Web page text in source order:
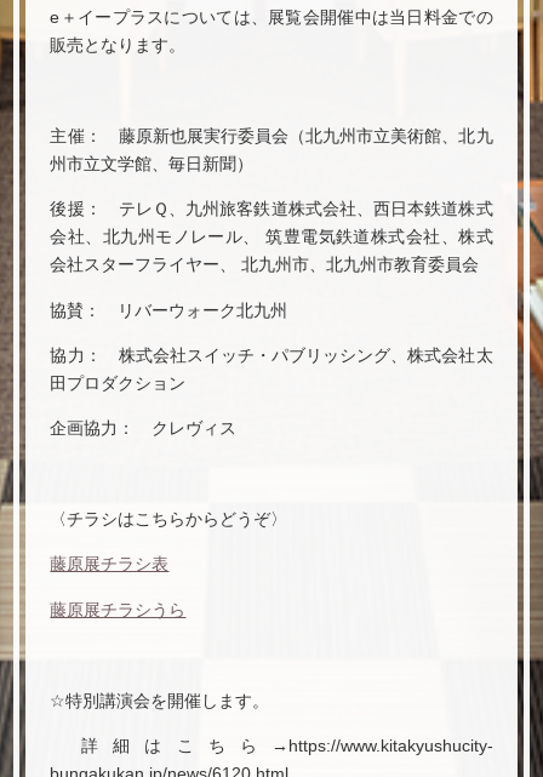
e＋イープラスについては、展覧会開催中は当日料金での
販売となります。
主催： 藤原新也展実行委員会（北九州市立美術館、北九
州市立文学館、毎日新聞）
後援： テレＱ、九州旅客鉄道株式会社、西日本鉄道株式
会社、北九州モノレール、 筑豊電気鉄道株式会社、株式
会社スターフライヤー、 北九州市、北九州市教育委員会
協賛： リバーウォーク北九州
協力： 株式会社スイッチ・パブリッシング、株式会社太
田プロダクション
企画協力： クレヴィス
〈チラシはこちらからどうぞ〉
藤原展チラシ表
藤原展チラシうら
☆特別講演会を開催します。
詳細はこちら→https://www.kitakyushucity-